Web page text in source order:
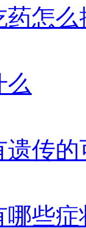
药怎么
么
传的
哪些症